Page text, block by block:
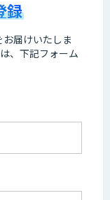
録
届けいたしま
、下記フォーム